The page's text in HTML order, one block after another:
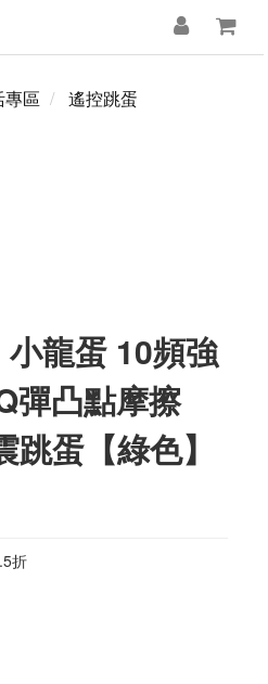
專區 遙控跳蛋
龍蛋 10頻強
彈凸點摩擦
蛋【綠色】
折